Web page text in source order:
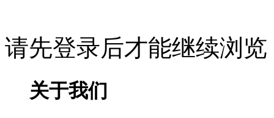
请先登录后才能继续浏览
关于我们